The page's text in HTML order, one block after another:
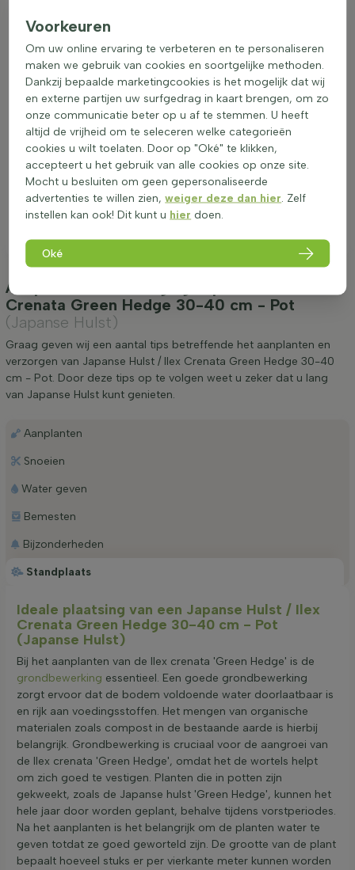
Aanplanten & verzorging Japanse Hulst / Ilex
Crenata Green Hedge 30-40 cm - Pot
(Japanse Hulst)
Graag geven wij een aantal tips betreffende het aanplanten en
verzorgen van Japanse Hulst / Ilex Crenata Green Hedge 30-40
cm - Pot. Door deze tips op te volgen weet u zeker dat u lang
van Japanse Hulst kunt genieten.
Standplaats
Aanplanten
Snoeien
Water geven
Bemesten
Bijzonderheden
Ideale plaatsing van een Japanse Hulst / Ilex
Crenata Green Hedge 30-40 cm - Pot
(Japanse Hulst)
Bij het aanplanten van de Ilex crenata 'Green Hedge' is de
grondbewerking essentieel. Een goede grondbewerking
zorgt ervoor dat de bodem voldoende water doorlaatbaar is
en rijk aan voedingsstoffen. Het mengen van organische
materialen zoals compost in de bestaande aarde is hierbij
belangrijk. Grondbewerking is cruciaal voor de aangroei van
de Ilex crenata 'Green Hedge', omdat het de wortels helpt
om zich goed te vestigen. Planten die in potten zijn
gekweekt, zoals de Japanse hulst 'Green Hedge', kunnen het
hele jaar door worden geplant, behalve tijdens vorstperiodes.
Na het aanplanten is het belangrijk om de planten water te
geven totdat ze goed geworteld zijn. De grootte van de plant
bepaalt hoeveel stuks er per vierkante meter kunnen worden
Voorkeuren
Om uw online ervaring te verbeteren en te personaliseren
maken we gebruik van cookies en soortgelijke methoden.
Dankzij bepaalde marketingcookies is het mogelijk dat wij
en externe partijen uw surfgedrag in kaart brengen, om zo
onze communicatie beter op u af te stemmen. U heeft
altijd de vrijheid om te seleceren welke categorieën
cookies u wilt toelaten. Door op "Oké" te klikken,
accepteert u het gebruik van alle cookies op onze site.
Mocht u besluiten om geen gepersonaliseerde
advertenties te willen zien,weiger deze dan hier . Zelf
instellen kan ook! Dit kunt u hier doen.
Oké